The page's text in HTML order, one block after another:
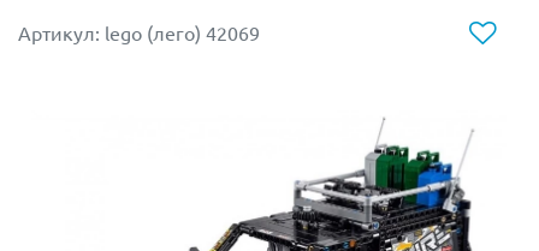
Артикул: lego (лего) 42069